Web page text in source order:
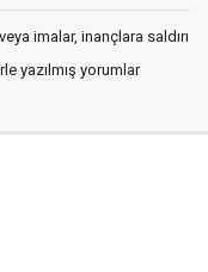
imalar, inançlara saldırı
yazılmış yorumlar